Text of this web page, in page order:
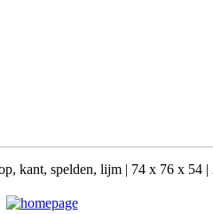
kant, spelden, lijm | 74 x 76 x 54 |